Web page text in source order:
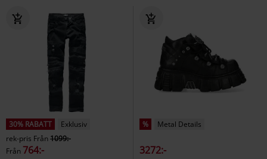
30% RABATT
Exklusiv
rek-pris Från1099:-
Från 764:-
% Metal Details
3272:-